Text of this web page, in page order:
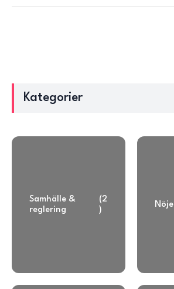
Kategorier
Samhälle &
reglering
(2
)
Nöje